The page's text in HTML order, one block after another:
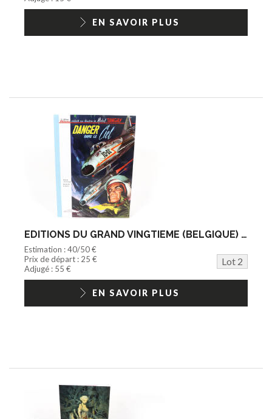
Trading cards
1/18ème moderneEN SAVOIR PLUS
EDITIONS DU GRAND VINGTIEME (BELGIQUE) (1)
Estimation : 40/50 €
Prix de départ : 25 €
Lot 2
Adjugé : 55 €
EN SAVOIR PLUS